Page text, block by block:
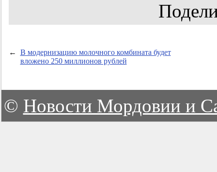
←
В модернизацию молочного комбината будет
вложено 250 миллионов рублей
© Новости Мордовии и